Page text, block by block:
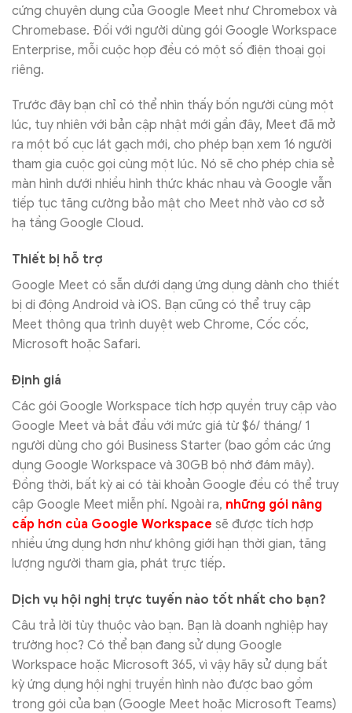
cứng chuyên dụng của Google Meet như Chromebox và
Chromebase. Đối với người dùng gói Google Workspace
Enterprise, mỗi cuộc họp đều có một số điện thoại gọi
riêng.
Trước đây bạn chỉ có thể nhìn thấy bốn người cùng một
lúc, tuy nhiên với bản cập nhật mới gần đây, Meet đã mở
ra một bố cục lát gạch mới, cho phép bạn xem 16 người
tham gia cuộc gọi cùng một lúc. Nó sẽ cho phép chia sẻ
màn hình dưới nhiều hình thức khác nhau và Google vẫn
tiếp tục tăng cường bảo mật cho Meet nhờ vào cơ sở
hạ tầng Google Cloud.
Thiết bị hỗ trợ
Google Meet có sẵn dưới dạng ứng dụng dành cho thiết
bị di động Android và iOS. Bạn cũng có thể truy cập
Meet thông qua trình duyệt web Chrome, Cốc cốc,
Microsoft hoặc Safari.
Định giá
Các gói Google Workspace tích hợp quyền truy cập vào
Google Meet và bắt đầu với mức giá từ $6/ tháng/ 1
người dùng cho gói Business Starter (bao gồm các ứng
dụng Google Workspace và 30GB bộ nhớ đám mây).
Đồng thời, bất kỳ ai có tài khoản Google đều có thể truy
cập Google Meet miễn phí. Ngoài ra, những gói nâng
cấp hơn của Google Workspace sẽ được tích hợp
nhiều ứng dụng hơn như không giới hạn thời gian, tăng
lượng người tham gia, phát trực tiếp.
Dịch vụ hội nghị trực tuyến nào tốt nhất cho bạn?
Câu trả lời tùy thuộc vào bạn. Bạn là doanh nghiệp hay
trường học? Có thể bạn đang sử dụng Google
Workspace hoặc Microsoft 365, vì vậy hãy sử dụng bất
kỳ ứng dụng hội nghị truyền hình nào được bao gồm
trong gói của bạn (Google Meet hoặc Microsoft Teams)